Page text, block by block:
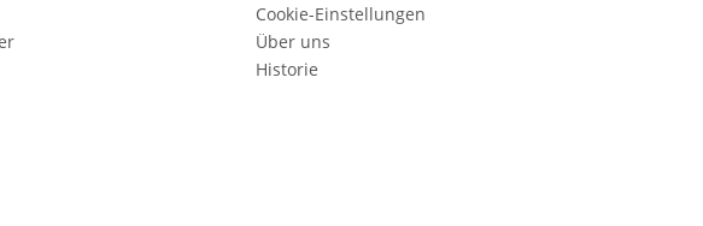
Cookie-Einstellungen
Über uns
Historie